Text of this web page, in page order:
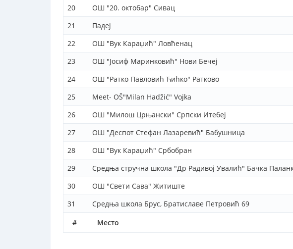
# Место
20
OШ "20. октобар" Сивац
21
Падеј
22
ОШ "Вук Караџић" Ловћенац
23
ОШ "Јосиф Маринковић" Нови Бечеј
24
ОШ "Ратко Павловић Ћићко" Ратково
25
Meet- OŠ"Milan Hadžić" Vojka
26
ОШ "Милош Црњански" Српски Итебеј
27
ОШ "Деспот Стефан Лазаревић" Бабушница
28
ОШ "Вук Караџић" Србобран
29
Средња стручна школа "Др Радивој Увалић" Бачка
30
ОШ "Свети Сава" Житиште
31
Средња школа Брус, Братиславе Петровић 69